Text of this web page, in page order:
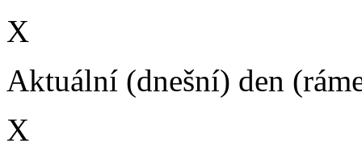
X
Aktuální (dnešní) den
X